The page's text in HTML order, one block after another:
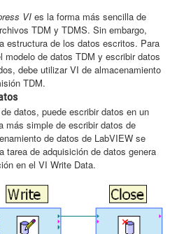
VI es la forma más sencilla de
TDM y TDMS. Sin embargo,
estructura de los datos escritos. Para
modelo de datos TDM y escribir datos
debe utilizar VI de almacenamiento
TDM.
datos, puede escribir datos en un
más simple de escribir datos de
de datos de LabVIEW se
tarea de adquisición de datos genera
en el VI Write Data.